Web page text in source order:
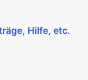
Hilfe, etc.